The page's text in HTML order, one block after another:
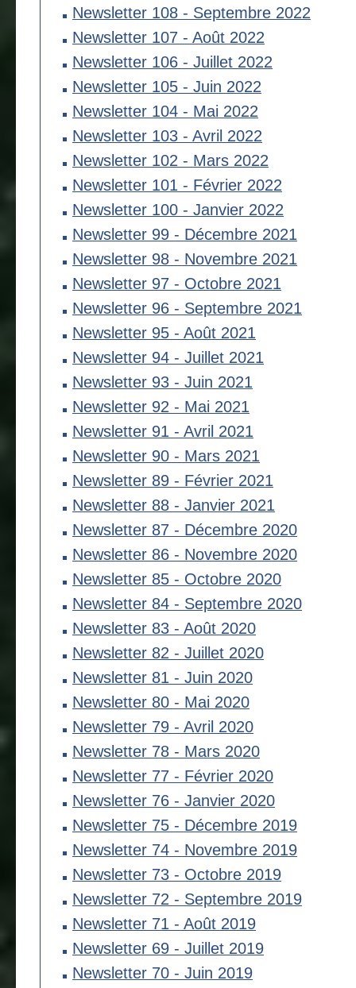
Newsletter 108 - Septembre 2022
Newsletter 107 - Août 2022
Newsletter 106 - Juillet 2022
Newsletter 105 - Juin 2022
Newsletter 104 - Mai 2022
Newsletter 103 - Avril 2022
Newsletter 102 - Mars 2022
Newsletter 101 - Février 2022
Newsletter 100 - Janvier 2022
Newsletter 99 - Décembre 2021
Newsletter 98 - Novembre 2021
Newsletter 97 - Octobre 2021
Newsletter 96 - Septembre 2021
Newsletter 95 - Août 2021
Newsletter 94 - Juillet 2021
Newsletter 93 - Juin 2021
Newsletter 92 - Mai 2021
Newsletter 91 - Avril 2021
Newsletter 90 - Mars 2021
Newsletter 89 - Février 2021
Newsletter 88 - Janvier 2021
Newsletter 87 - Décembre 2020
Newsletter 86 - Novembre 2020
Newsletter 85 - Octobre 2020
Newsletter 84 - Septembre 2020
Newsletter 83 - Août 2020
Newsletter 82 - Juillet 2020
Newsletter 81 - Juin 2020
Newsletter 80 - Mai 2020
Newsletter 79 - Avril 2020
Newsletter 78 - Mars 2020
Newsletter 77 - Février 2020
Newsletter 76 - Janvier 2020
Newsletter 75 - Décembre 2019
Newsletter 74 - Novembre 2019
Newsletter 73 - Octobre 2019
Newsletter 72 - Septembre 2019
Newsletter 71 - Août 2019
Newsletter 69 - Juillet 2019
Newsletter 70 - Juin 2019